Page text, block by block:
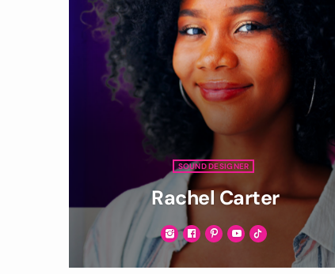
SOUND DESIGNER
Rachel Carter
Vivamus ac arcu mollis, auctor elit eget,